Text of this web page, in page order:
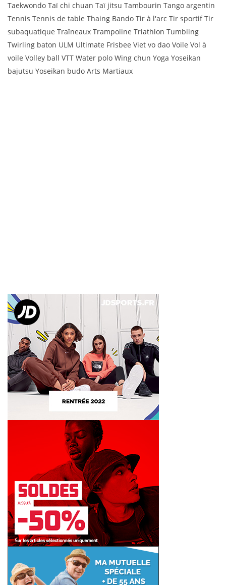
Taekwondo Taï chi chuan Taï jitsu Tambourin Tango argentin
Tennis Tennis de table Thaing Bando Tir à l'arc Tir sportif Tir
subaquatique Traîneaux Trampoline Triathlon Tumbling
Twirling baton ULM Ultimate Frisbee Viet vo dao Voile Vol à
voile Volley ball VTT Water polo Wing chun Yoga Yoseikan
bajutsu Yoseikan budo Arts Martiaux